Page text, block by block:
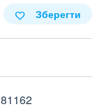
Зберегти